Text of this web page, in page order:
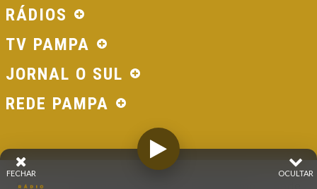
RÁDIOS
TV PAMPA
JORNAL O SUL
REDE PAMPA
© 2026 - Direitos Reservados - Rádio Pampa - Rede
OCULTAR
FECHAR